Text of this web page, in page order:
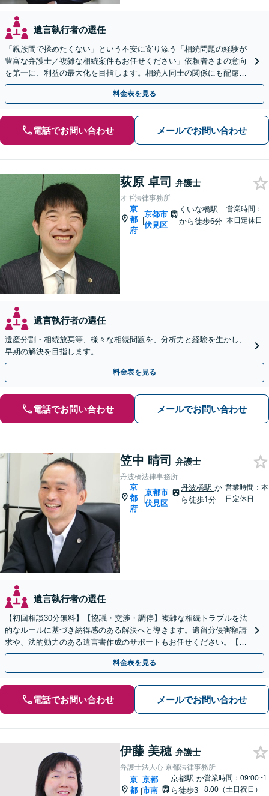
遺言執行者の選任
「親族間で揉めたくない」という不安に寄り添う「相続問題の経験が
豊富な弁護士／複雑な相続案件もお任せください」依頼者さまの意向
を第一に、利益の最大化を目指します。相続人同士の関係にも配慮
し、きめ細やかに対応
料金表を見る
電話でお問い合わせ メールでお問い合わせ
荻原 卓司 弁護士
オギ法律事務所
京
都
府
|
京都市
伏見区
くいな橋駅
から徒歩6分
営業時間：
本日定休日
遺言執行者の選任
遺産分割・相続放棄等、様々な相続問題を、分析力と経験を生かし、
早期の解決を目指します。
料金表を見る
電話でお問い合わせ メールでお問い合わせ
笠中 晴司 弁護士
丹波橋法律事務所
京
都
府
|
京都市
伏見区
丹波橋駅か
ら徒歩1分
営業時間：本
日定休日
遺言執行者の選任
【初回相談30分無料】【協議・交渉・調停】複雑な相続トラブルを法
的なルールに基づき納得感のある解決へと導きます。遺留分侵害額請
求や、法的効力のある遺言書作成のサポートもお任せください。【京
阪丹波橋駅徒歩1分】【初回相談無料】
料金表を見る
電話でお問い合わせ メールでお問い合わせ
伊藤 美穂 弁護士
弁護士法人心 京都法律事務所
京
都 |
京都
市南
京都駅か
ら徒歩3
営業時間：09:00~1
8:00（土日祝日）